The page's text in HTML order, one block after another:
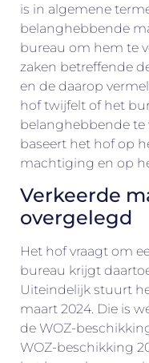
is in algemene
belanghebbende
bureau om hem te
zaken betreffende
en de daarop
hof twijfelt of het
belanghebbende te
baseert het hof op
machtiging en op
Verkeerde
overgelegd
Het hof vraagt om
bureau krijgt
Uiteindelijk stuurt
maart 2024. Die is
de WOZ-
WOZ-beschikking